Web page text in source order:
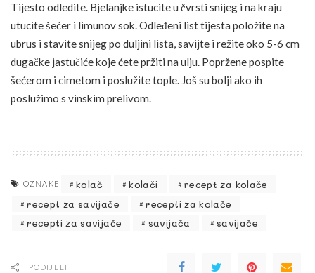
Tijesto odledite. Bjelanjke istucite u čvrsti snijeg i na kraju
utucite šećer i limunov sok. Odleđeni list tijesta položite na
ubrus i stavite snijeg po duljini lista, savijte i režite oko 5-6 cm
dugačke jastučiće koje ćete pržiti na ulju. Popržene pospite
šećerom i cimetom i poslužite tople. Još su bolji ako ih
poslužimo s vinskim prelivom.
OZNAKE kolač kolači
recept za kolače
recept za savijače
recepti za kolače
recepti za savijače
savijača savijače
PODIJELI